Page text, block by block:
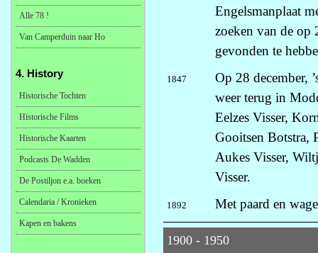
Engelsmanplaat
zoeken van de op
gevonden te
1847
Op 28 december,
weer terug in
Eelzes Visser,
Gooitsen Botstra,
Aukes Visser,
Visser.
1892 Met paard en
1900 - 1950
Alle 78 !
Van Camperduin naar Ho
4. History
Historische Tochten
Historische Films
Historische Kaarten
Podcasts De Wadden
De Postiljon e.a. boeken
Calendaria / Kronieken
Kapen en bakens